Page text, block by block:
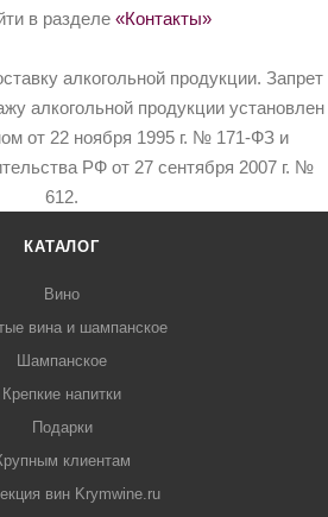
в разделе «Контакты»
алкогольной продукции. Запрет
алкогольной продукции установлен
от 22 ноября 1995 г. № 171-ФЗ и
РФ от 27 сентября 2007 г. №
612.
КАТАЛОГ
Вино
вина и шампанское
Шампанское
Крепкие напитки
Подарки
клиентам
вин Krymwine.ru